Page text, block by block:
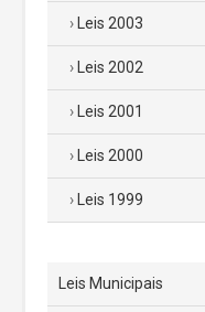
Leis 2003
Leis 2002
Leis 2001
Leis 2000
Leis 1999
Leis Municipais